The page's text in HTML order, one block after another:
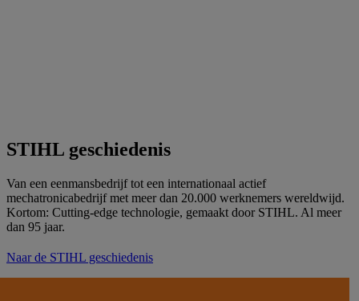
STIHL geschiedenis
Van een eenmansbedrijf tot een internationaal actief
mechatronicabedrijf met meer dan 20.000 werknemers wereldwijd.
Kortom: Cutting-edge technologie, gemaakt door STIHL. Al meer
dan 95 jaar.
Naar de STIHL geschiedenis